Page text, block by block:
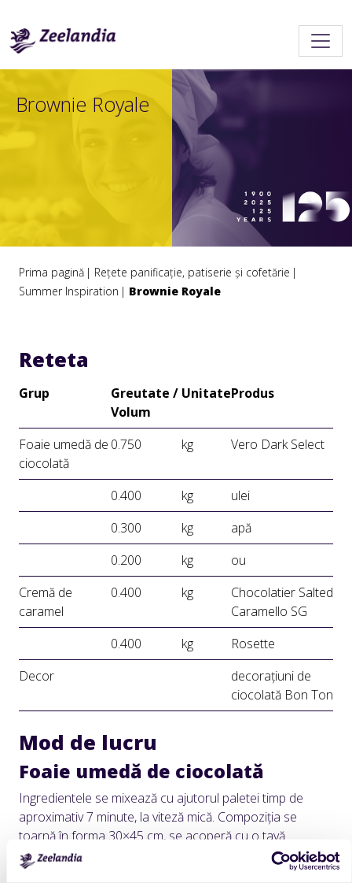
Brownie Royale
Prima pagină
Rețete panificație, patiserie și cofetărie
Summer Inspiration
Brownie Royale
Reteta
Grup
Greutate /
Volum
UnitateProdus
Foaie umedă de
ciocolată
0.750 kg Vero Dark Select
0.400 kg
ulei
0.300
kg
apă
0.200
kg
ou
Cremă de
caramel
0.400 kg
Chocolatier Salted
Caramello SG
0.400
kg
Rosette
Decor
decorațiuni de
ciocolată Bon Ton
Mod de lucru
Foaie umedă de ciocolată
Ingredientele se mixează cu ajutorul paletei timp de
aproximativ 7 minute, la viteză mică. Compoziția se
toarnă în forma 30×45 cm, se acoperă cu o tavă
deasupra și se coace timp de aproximativ 25–30 minute
la 170°C.